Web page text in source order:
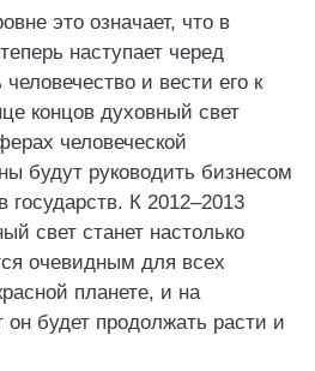
это означает, что в
наступает черед
и вести его к
концов духовный свет
человеческой
будут руководить бизнесом
государств. К 2012–2013
свет станет настолько
очевидным для всех
планете, и на
будет продолжать расти и